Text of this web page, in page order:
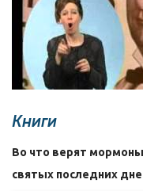
Книги
Во что верят
святых последних